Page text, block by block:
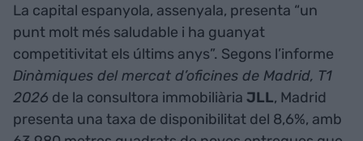
La capital espanyola, assenyala, presenta “un
punt molt més saludable i ha guanyat
competitivitat els últims anys”. Segons l’informe
Dinàmiques del mercat d’oficines de Madrid, T1
2026 de la consultora immobiliària JLL, Madrid
presenta una taxa de disponibilitat del 8,6%, amb